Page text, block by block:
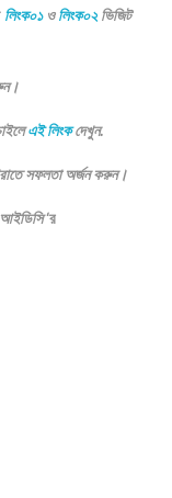
লিংক০১ওলিংক০২ ভিজিট
এই লিংকদেখুন.
সফলতা অর্জন করুন।
আইডিসি‘র